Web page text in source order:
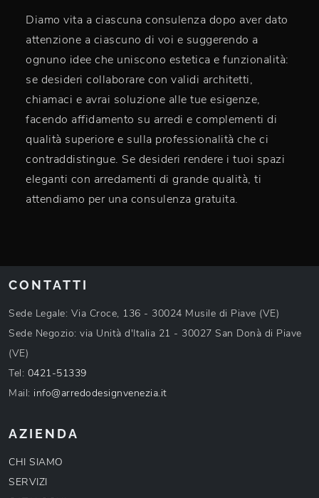
Diamo vita a ciascuna consulenza dopo aver dato
attenzione a ciascuno di voi e suggerendo a
ognuno idee che uniscono estetica e funzionalità:
se desideri collaborare con validi architetti,
chiamaci e avrai soluzione alle tue esigenze,
facendo affidamento su arredi e complementi di
qualità superiore e sulla professionalità che ci
contraddistingue. Se desideri rendere i tuoi spazi
eleganti con arredamenti di grande qualità, ti
attendiamo per una consulenza gratuita.
CONTATTI
Sede Legale: Via Croce, 136 - 30024 Musile di Piave (VE)
Sede Negozio: via Unità d'Italia 21 - 30027 San Donà di Piave
(VE)
Tel: 0421-51339
Mail: info@arredodesignvenezia.it
AZIENDA
CHI SIAMO
SERVIZI